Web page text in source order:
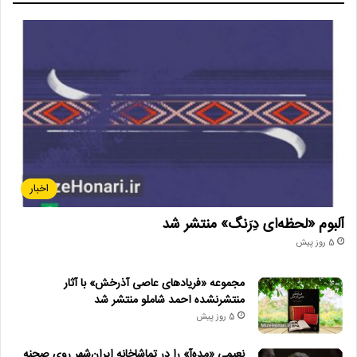
به منزلشان رفتم. به یاد دارم جانبازی در آسایشگاه اعصاب و روان صدر
جانبازان ما شرایط ویژ‌ه داشتند و به همین دلیل نه می‌توانستند در خانه
خودشان و نه در آسایشگاه بمانند.
اخبار
آلبوم «لحظه‌ای دِرَنگ» منتشر شد
5 روز پیش
مجموعه «فریادهای عاصی آذرخش» با آثار
منتشرنشده احمد شاملو منتشر شد
5 روز پیش